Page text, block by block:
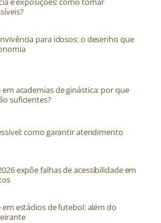
para idosos: o desenho que
em academias de ginástica: por que
suficientes?
como garantir atendimento
expõe falhas de acessibilidade em
em estádios de futebol: além do